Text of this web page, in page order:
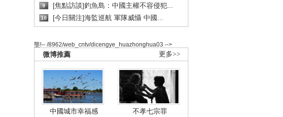
9 [焦點訪談]釣魚島：中國主權不容侵犯...
10 [今日關注]海監巡航 軍隊威懾 中國...
壟!-- /8962/web_cntv/dicengye_huazhonghua03 -->
更多>>
微博推薦
中國城市幸福感
不孝七宗罪